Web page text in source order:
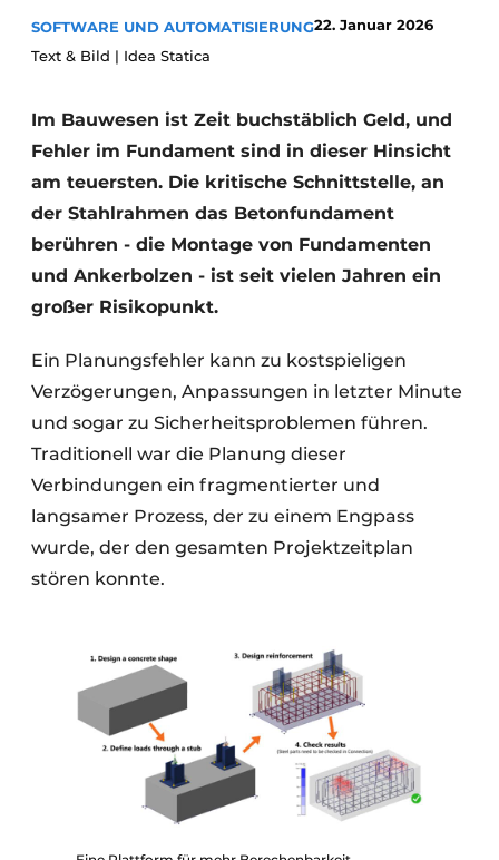
Datenschutz / Cookie-Erklärung
Videos
SOFTWARE UND AUTOMATISIERUNG22. Januar 2026
Text & Bild | Idea Statica
Im Bauwesen ist Zeit buchstäblich Geld, und
Fehler im Fundament sind in dieser Hinsicht
am teuersten. Die kritische Schnittstelle, an
der Stahlrahmen das Betonfundament
berühren - die Montage von Fundamenten
und Ankerbolzen - ist seit vielen Jahren ein
großer Risikopunkt.
Ein Planungsfehler kann zu kostspieligen
Verzögerungen, Anpassungen in letzter Minute
und sogar zu Sicherheitsproblemen führen.
Traditionell war die Planung dieser
Verbindungen ein fragmentierter und
langsamer Prozess, der zu einem Engpass
wurde, der den gesamten Projektzeitplan
stören konnte.